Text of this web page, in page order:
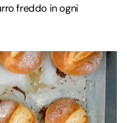
freddo in ogni